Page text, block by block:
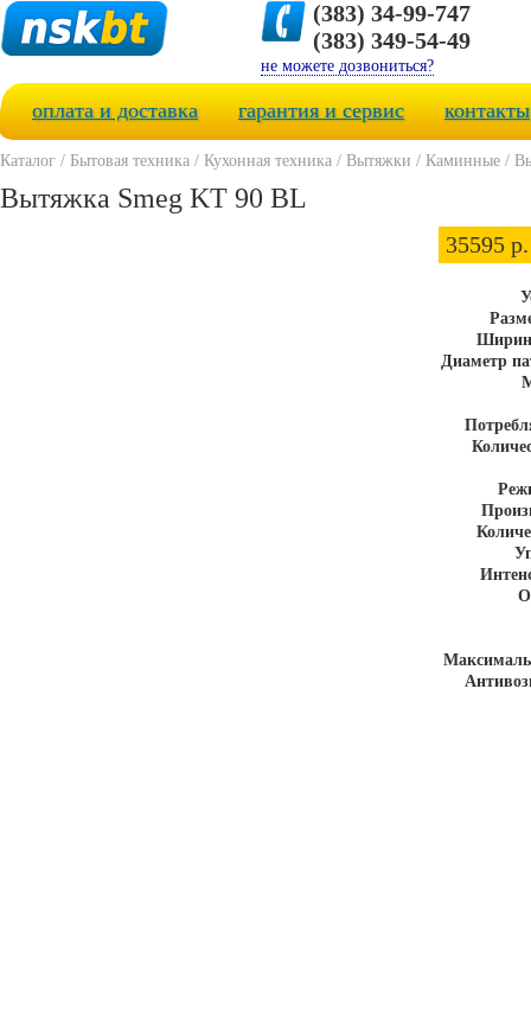
(383) 34-99-747
(383) 349-54-49
не можете дозвониться?
оплата и доставка гарантия и сервис контакты
Каталог / Бытовая техника / Кухонная техника / Вытяжки / Каминные /
Вытяжка Smeg KT 90 BL
35595 р.
Диаметр